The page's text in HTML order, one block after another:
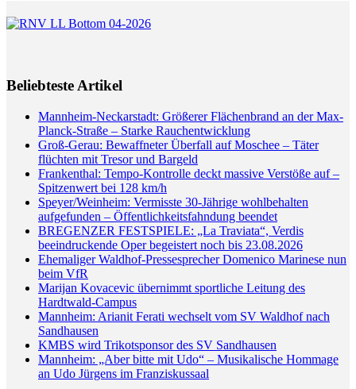
Beliebteste Artikel
Mannheim-Neckarstadt: Größerer Flächenbrand an der Max-
Planck-Straße – Starke Rauchentwicklung
Groß-Gerau: Bewaffneter Überfall auf Moschee – Täter
flüchten mit Tresor und Bargeld
Frankenthal: Tempo-Kontrolle deckt massive Verstöße auf –
Spitzenwert bei 128 km/h
Speyer/Weinheim: Vermisste 30-Jährige wohlbehalten
aufgefunden – Öffentlichkeitsfahndung beendet
BREGENZER FESTSPIELE: „La Traviata“, Verdis
beeindruckende Oper begeistert noch bis 23.08.2026
Ehemaliger Waldhof-Pressesprecher Domenico Marinese nun
beim VfR
Marijan Kovacevic übernimmt sportliche Leitung des
Hardtwald-Campus
Mannheim: Arianit Ferati wechselt vom SV Waldhof nach
Sandhausen
KMBS wird Trikotsponsor des SV Sandhausen
Mannheim: „Aber bitte mit Udo“ – Musikalische Hommage
an Udo Jürgens im Franziskussaal